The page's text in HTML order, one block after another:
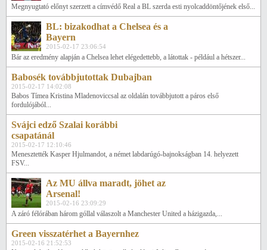
Megnyugtató előnyt szerzett a címvédő Real a BL szerda esti nyolcaddöntőjének első...
BL: bizakodhat a Chelsea és a
Bayern
2015-02-17 23:06:54
Bár az eredmény alapján a Chelsea lehet elégedettebb, a látottak - például a hétszer...
Babosék továbbjutottak Dubajban
2015-02-17 14:02:08
Babos Tímea Kristina Mladenoviccsal az oldalán továbbjutott a páros első
fordulójából...
Svájci edző Szalai korábbi
csapatánál
2015-02-17 12:10:46
Menesztették Kasper Hjulmandot, a német labdarúgó-bajnokságban 14. helyezett
FSV...
Az MU állva maradt, jöhet az
Arsenal!
2015-02-16 23:09:29
A záró félórában három góllal válaszolt a Manchester United a házigazda,...
Green visszatérhet a Bayernhez
2015-02-16 21:52:53